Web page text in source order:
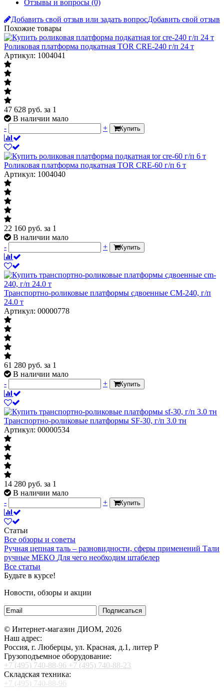
Отзывы и вопросы (0)
Добавить свой отзыв или задать вопросДобавить свой отзыв
Похожие товары
Роликовая платформа подкатная TOR CRE-240 г/п 24 т
Артикул: 1004041
47 628 руб. за 1
В наличии мало
-
+ Купить
Роликовая платформа подкатная TOR CRE-60 г/п 6 т
Артикул: 1004040
22 160 руб. за 1
В наличии мало
-
+ Купить
Транспортно-роликовые платформы сдвоенные CM-240, г/п
24.0 т
Артикул: 00000778
61 280 руб. за 1
В наличии мало
-
+ Купить
Транспортно-роликовые платформы SF-30, г/п 3.0 тн
Артикул: 00000534
14 280 руб. за 1
В наличии мало
-
+ Купить
Статьи
Все обзоры и советы
Ручная цепная таль – разновидности, сферы применений Тали
ручные МЕКО Для чего необходим штабелер
Все статьи
Будьте в курсе!
Новости, обзоры и акции
Подписаться
© Интернет-магазин ДИОМ, 2026
Наш адрес:
Россия, г. Люберцы, ул. Красная, д.1, литер Р
Грузоподъемное оборудование:
+7 (495) 740-88-96 +7 (495) 740-88-23
Складская техника:
+7 (495) 740-88-96